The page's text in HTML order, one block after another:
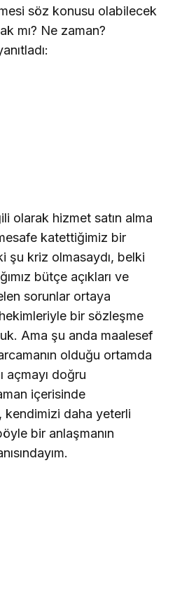
söz konusu olabilecek
mı? Ne zaman?
olarak hizmet satın alma
katettiğimiz bir
şu kriz olmasaydı, belki
bütçe açıkları ve
sorunlar ortaya
bir sözleşme
Ama şu anda maalesef
olduğu ortamda
açmayı doğru
içerisinde
kendimizi daha yeterli
bir anlaşmanın